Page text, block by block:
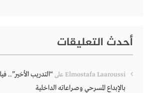
أحدث التعليقات
Elmostafa Laaroussi على“التدريب الأخير”..
بالإبداع المسرحي وصراعاته الداخلية